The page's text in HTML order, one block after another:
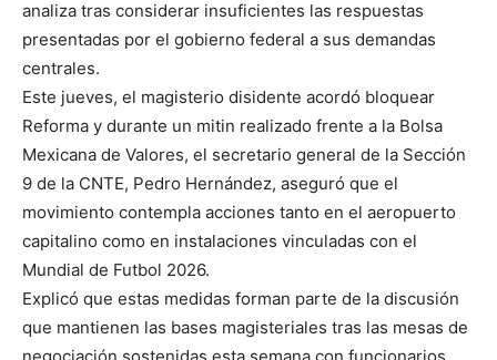
analiza tras considerar insuficientes las respuestas
presentadas por el gobierno federal a sus demandas
centrales.
Este jueves, el magisterio disidente acordó bloquear
Reforma y durante un mitin realizado frente a la Bolsa
Mexicana de Valores, el secretario general de la Sección
9 de la CNTE, Pedro Hernández, aseguró que el
movimiento contempla acciones tanto en el aeropuerto
capitalino como en instalaciones vinculadas con el
Mundial de Futbol 2026.
Explicó que estas medidas forman parte de la discusión
que mantienen las bases magisteriales tras las mesas de